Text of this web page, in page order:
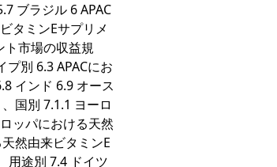
ブラジル 6 APAC
タミンEサプリメ
ト市場の収益規
別 6.3 APACにお
インド 6.9 オース
国別 7.1.1 ヨーロ
ッパにおける天然
然由来ビタミンE
用途別 7.4 ドイツ